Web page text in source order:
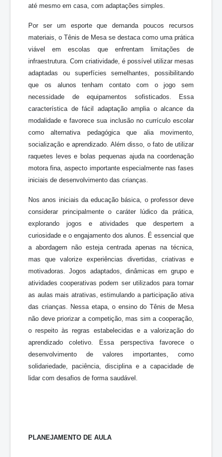
até mesmo em casa, com adaptações simples.
Por ser um esporte que demanda poucos recursos
materiais, o Tênis de Mesa se destaca como uma prática
viável em escolas que enfrentam limitações de
infraestrutura. Com criatividade, é possível utilizar mesas
adaptadas ou superfícies semelhantes, possibilitando
que os alunos tenham contato com o jogo sem
necessidade de equipamentos sofisticados. Essa
característica de fácil adaptação amplia o alcance da
modalidade e favorece sua inclusão no currículo escolar
como alternativa pedagógica que alia movimento,
socialização e aprendizado. Além disso, o fato de utilizar
raquetes leves e bolas pequenas ajuda na coordenação
motora fina, aspecto importante especialmente nas fases
iniciais de desenvolvimento das crianças.
Nos anos iniciais da educação básica, o professor deve
considerar principalmente o caráter lúdico da prática,
explorando jogos e atividades que despertem a
curiosidade e o engajamento dos alunos. É essencial que
a abordagem não esteja centrada apenas na técnica,
mas que valorize experiências divertidas, criativas e
motivadoras. Jogos adaptados, dinâmicas em grupo e
atividades cooperativas podem ser utilizados para tornar
as aulas mais atrativas, estimulando a participação ativa
das crianças. Nessa etapa, o ensino do Tênis de Mesa
não deve priorizar a competição, mas sim a cooperação,
o respeito às regras estabelecidas e a valorização do
aprendizado coletivo. Essa perspectiva favorece o
desenvolvimento de valores importantes, como
solidariedade, paciência, disciplina e a capacidade de
lidar com desafios de forma saudável.
PLANEJAMENTO DE AULA